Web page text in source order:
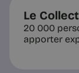
Questions
Bilan de
Le
20 000
apporter